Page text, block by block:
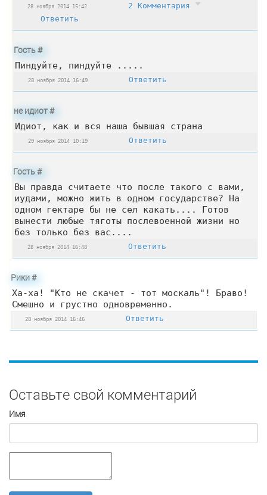
28 ноября 2014 15:42
2 Комментария
Ответить
Гость#
Пиндуйте, пиндуйте .....
28 ноября 2014 16:49 Ответить
не идиот#
Идиот, как и вся наша бывшая страна
29 ноября 2014 10:19 Ответить
Гость#
Вы правда считаете что после такого с вами,
иудами, можно жить в одном государстве? На
одном гектаре бы не сел какать.... Готов
вынести любые тяготы послевоенной жизни но
без только без вас....
28 ноября 2014 16:48 Ответить
Рики#
Ха-ха! "Кто не скачет - тот москаль"! Браво!
Смешно и грустно одновременно.
28 ноября 2014 16:46 Ответить
Оставьте свой комментарий
Имя